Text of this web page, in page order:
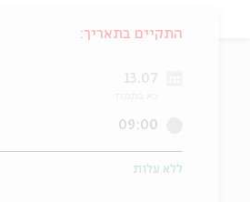
התקיים בתאריך:
13.07
09:00
ללא עלות